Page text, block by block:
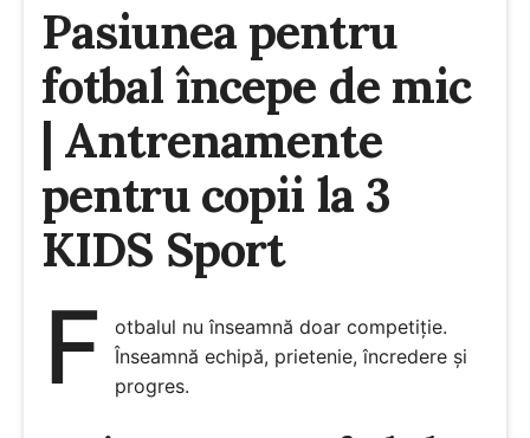
Pasiunea pentru
fotbal începe de mic
| Antrenamente
pentru copii la 3
KIDS Sport
F
otbalul nu înseamnă doar competiție.
Înseamnă echipă, prietenie, încredere și
progres.